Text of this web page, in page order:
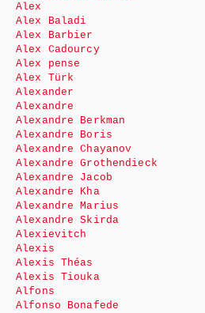
Alex
Alex Baladi
Alex Barbier
Alex Cadourcy
Alex pense
Alex Türk
Alexander
Alexandre
Alexandre Berkman
Alexandre Boris
Alexandre Chayanov
Alexandre Grothendieck
Alexandre Jacob
Alexandre Kha
Alexandre Marius
Alexandre Skirda
Alexievitch
Alexis
Alexis Théas
Alexis Tiouka
Alfons
Alfonso Bonafede